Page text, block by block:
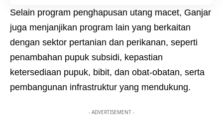
Selain program penghapusan utang macet, Ganjar
juga menjanjikan program lain yang berkaitan
dengan sektor pertanian dan perikanan, seperti
penambahan pupuk subsidi, kepastian
ketersediaan pupuk, bibit, dan obat-obatan, serta
pembangunan infrastruktur yang mendukung.
- ADVERTISEMENT -